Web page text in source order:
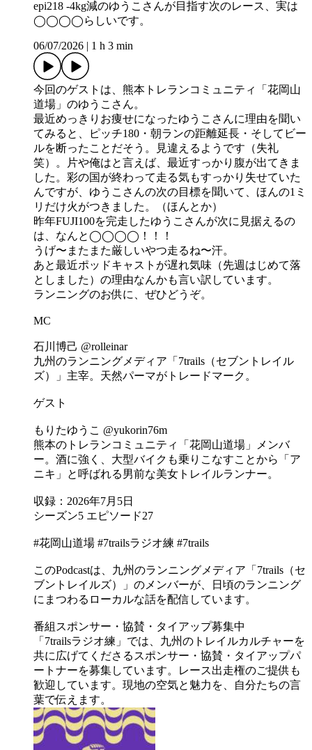
epi218 -4kg減のゆうこさんが目指す次のレース、実は
◯◯◯◯らしいです。
06/07/2026 1 h 3 min
今回のゲストは、熊本トレランコミュニティ「花岡山
道場」のゆうこさん。
最近めっきりお痩せになったゆうこさんに理由を聞い
てみると、ピッチ180・朝ランの距離延長・そしてビー
ルを断ったことだそう。見違えるようです（失礼
笑）。片や俺はと言えば、最近すっかり腹が出てきま
した。彩の国が終わって走る気もすっかり失せていた
んですが、ゆうこさんの次の目標を聞いて、ほんの1ミ
リだけ火がつきました。（ほんとか）
昨年FUJI100を完走したゆうこさんが次に見据えるの
は、なんと◯◯◯◯！！！
うげ〜またまた厳しいやつ走るね〜汗。
あと最近ポッドキャストが遅れ気味（先週はじめて落
としました）の理由なんかも言い訳しています。
ランニングのお供に、ぜひどうぞ。
MC
石川博己 @rolleinar
九州のランニングメディア「7trails（セブントレイル
ズ）」主宰。天然パーマがトレードマーク。
ゲスト
もりたゆうこ @yukorin76m
熊本のトレランコミュニティ「花岡山道場」メンバ
ー。酒に強く、大型バイクも乗りこなすことから「ア
ニキ」と呼ばれる男前な美女トレイルランナー。
収録：2026年7月5日
シーズン5 エピソード27
#花岡山道場 #7trailsラジオ練 #7trails
このPodcastは、九州のランニングメディア「7trails（セ
ブントレイルズ）」のメンバーが、日頃のランニング
にまつわるローカルな話を配信しています。
番組スポンサー・協賛・タイアップ募集中
「7trailsラジオ練」では、九州のトレイルカルチャーを
共に広げてくださるスポンサー・協賛・タイアップパ
ートナーを募集しています。レース出走権のご提供も
歓迎しています。現地の空気と魅力を、自分たちの言
葉で伝えます。